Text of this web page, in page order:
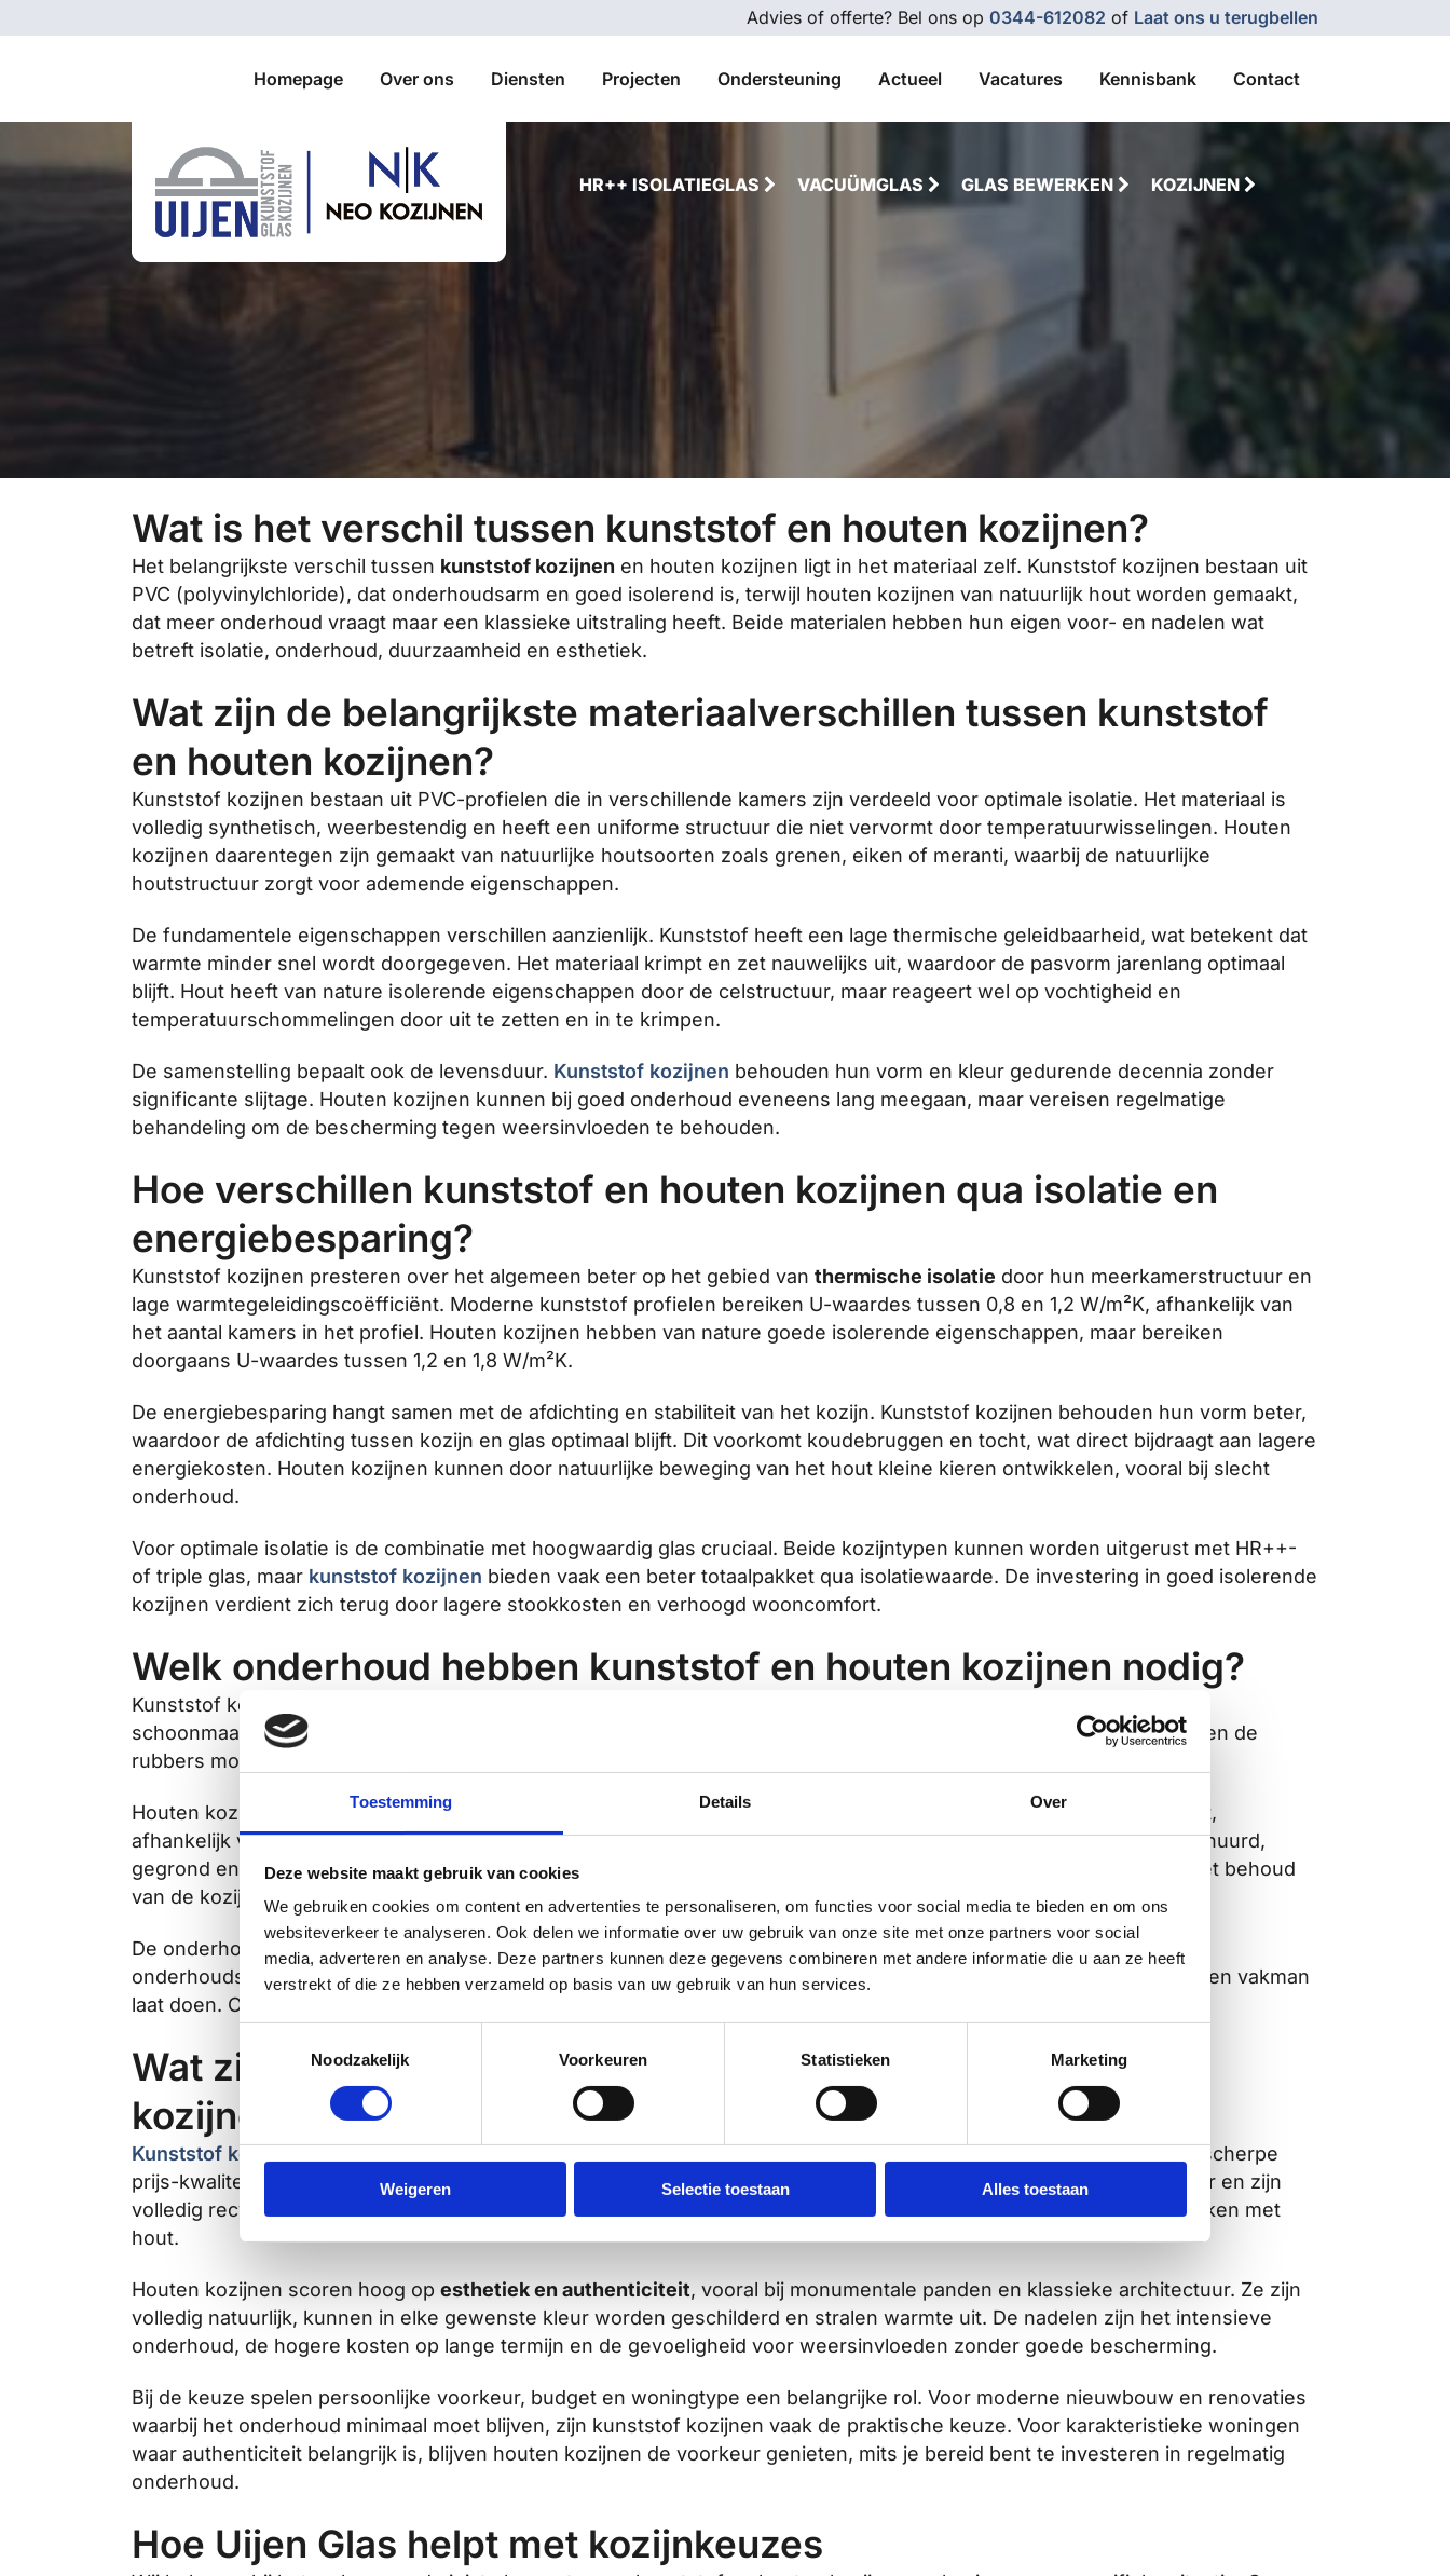
Toestemming Details Over
Deze website maakt gebruik van cookies
We gebruiken cookies om content en advertenties te personaliseren, om functies voor social media te bieden en om ons
websiteverkeer te analyseren. Ook delen we informatie over uw gebruik van onze site met onze partners voor social
media, adverteren en analyse. Deze partners kunnen deze gegevens combineren met andere informatie die u aan ze heeft
verstrekt of die ze hebben verzameld op basis van uw gebruik van hun services.
Noodzakelijk
Voorkeuren Statistieken Marketing
Weigeren Selectie toestaan Alles toestaan
Advies of offerte? Bel ons op 0344-612082 of Laat ons u terugbellen
Homepage Over ons Diensten Projecten Ondersteuning Actueel Vacatures Kennisbank Contact
HR++ ISOLATIEGLAS VACUÜMGLAS GLAS BEWERKEN KOZIJNEN
Wat is het verschil tussen kunststof en houten kozijnen?
Het belangrijkste verschil tussen kunststof kozijnen en houten kozijnen ligt in het materiaal zelf. Kunststof kozijnen bestaan uit
PVC (polyvinylchloride), dat onderhoudsarm en goed isolerend is, terwijl houten kozijnen van natuurlijk hout worden gemaakt,
dat meer onderhoud vraagt maar een klassieke uitstraling heeft. Beide materialen hebben hun eigen voor- en nadelen wat
betreft isolatie, onderhoud, duurzaamheid en esthetiek.
Wat zijn de belangrijkste materiaalverschillen tussen kunststof
en houten kozijnen?
Kunststof kozijnen bestaan uit PVC-profielen die in verschillende kamers zijn verdeeld voor optimale isolatie. Het materiaal is
volledig synthetisch, weerbestendig en heeft een uniforme structuur die niet vervormt door temperatuurwisselingen. Houten
kozijnen daarentegen zijn gemaakt van natuurlijke houtsoorten zoals grenen, eiken of meranti, waarbij de natuurlijke
houtstructuur zorgt voor ademende eigenschappen.
De fundamentele eigenschappen verschillen aanzienlijk. Kunststof heeft een lage thermische geleidbaarheid, wat betekent dat
warmte minder snel wordt doorgegeven. Het materiaal krimpt en zet nauwelijks uit, waardoor de pasvorm jarenlang optimaal
blijft. Hout heeft van nature isolerende eigenschappen door de celstructuur, maar reageert wel op vochtigheid en
temperatuurschommelingen door uit te zetten en in te krimpen.
De samenstelling bepaalt ook de levensduur. Kunststof kozijnen behouden hun vorm en kleur gedurende decennia zonder
significante slijtage. Houten kozijnen kunnen bij goed onderhoud eveneens lang meegaan, maar vereisen regelmatige
behandeling om de bescherming tegen weersinvloeden te behouden.
Hoe verschillen kunststof en houten kozijnen qua isolatie en
energiebesparing?
Kunststof kozijnen presteren over het algemeen beter op het gebied van thermische isolatie door hun meerkamerstructuur en
lage warmtegeleidingscoëfficiënt. Moderne kunststof profielen bereiken U-waardes tussen 0,8 en 1,2 W/m²K, afhankelijk van
het aantal kamers in het profiel. Houten kozijnen hebben van nature goede isolerende eigenschappen, maar bereiken
doorgaans U-waardes tussen 1,2 en 1,8 W/m²K.
De energiebesparing hangt samen met de afdichting en stabiliteit van het kozijn. Kunststof kozijnen behouden hun vorm beter,
waardoor de afdichting tussen kozijn en glas optimaal blijft. Dit voorkomt koudebruggen en tocht, wat direct bijdraagt aan lagere
energiekosten. Houten kozijnen kunnen door natuurlijke beweging van het hout kleine kieren ontwikkelen, vooral bij slecht
onderhoud.
Voor optimale isolatie is de combinatie met hoogwaardig glas cruciaal. Beide kozijntypen kunnen worden uitgerust met HR++-
of triple glas, maar kunststof kozijnen bieden vaak een beter totaalpakket qua isolatiewaarde. De investering in goed isolerende
kozijnen verdient zich terug door lagere stookkosten en verhoogd wooncomfort.
Welk onderhoud hebben kunststof en houten kozijnen nodig?
Kunststof kozijnen zijn vrijwel
schoonmaakmiddel. De bewegende delen, zoals scharnieren en sluitwerk, hebben jaarlijks wat smeermiddel nodig, en de
rubbers moeten af en toe worden gereinigd en behandeld. Dit onderhoud kost minimale tijd en geld.
Houten kozijnen daarentegen vragen intensiever onderhoud. Ze moeten elke 3 tot 7 jaar worden geverfd of gebeitst,
afhankelijk van de weersomstandigheden en de houtsoort. Voor het schilderwerk moet het hout eerst worden geschuurd,
gegrond en vervolgens in meerdere lagen worden afgewerkt. Dit proces kost tijd en geld, maar is essentieel voor het behoud
van de kozijnen.
De onderhoudskosten lopen aanzienlijk uiteen. Voor kunststof kozijnen betaal je jaarlijks enkele tientjes aan
onderhoudsmiddelen. Houten kozijnen kosten enkele honderden euro’s per onderhoudsbeurt wanneer je dit door een vakman
laat doen. Over een periode van 20 jaar kan dit verschil oplopen tot duizenden euro’s per woning.
Wat zijn de voor- en nadelen van kunststof versus houten
kozijnen?
Kunststof kozijnen
bieden als belangrijkste voordelen een uitstekende isolatiewaarde, minimaal onderhoud en een scherpe
prijs-kwaliteitverhouding. Ze zijn verkrijgbaar in verschillende kleuren en houtimitaties, hebben een lange levensduur en zijn
volledig recyclebaar. Het nadeel is de minder authentieke uitstraling en de beperktere designmogelijkheden vergeleken met
hout.
Houten kozijnen scoren hoog op esthetiek en authenticiteit, vooral bij monumentale panden en klassieke architectuur. Ze zijn
volledig natuurlijk, kunnen in elke gewenste kleur worden geschilderd en stralen warmte uit. De nadelen zijn het intensieve
onderhoud, de hogere kosten op lange termijn en de gevoeligheid voor weersinvloeden zonder goede bescherming.
Bij de keuze spelen persoonlijke voorkeur, budget en woningtype een belangrijke rol. Voor moderne nieuwbouw en renovaties
waarbij het onderhoud minimaal moet blijven, zijn kunststof kozijnen vaak de praktische keuze. Voor karakteristieke woningen
waar authenticiteit belangrijk is, blijven houten kozijnen de voorkeur genieten, mits je bereid bent te investeren in regelmatig
onderhoud.
Hoe Uijen Glas helpt met kozijnkeuzes